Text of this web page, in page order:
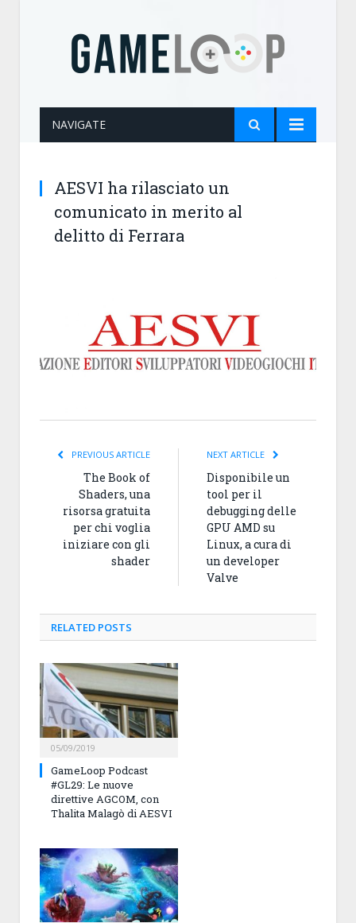
NAVIGATE
AESVI ha rilasciato un
comunicato in merito al
delitto di Ferrara
PREVIOUS ARTICLE
The Book of
Shaders, una
risorsa gratuita
per chi voglia
iniziare con gli
shader
NEXT ARTICLE
Disponibile un
tool per il
debugging delle
GPU AMD su
Linux, a cura di
un developer
Valve
RELATED POSTS
05/09/2019
GameLoop Podcast
#GL29: Le nuove
direttive AGCOM, con
Thalita Malagò di AESVI